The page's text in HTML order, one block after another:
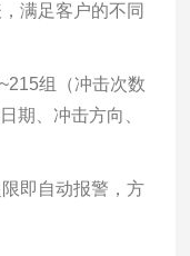
满足客户的不同
组（冲击次数
期、冲击方向、
即自动报警，方